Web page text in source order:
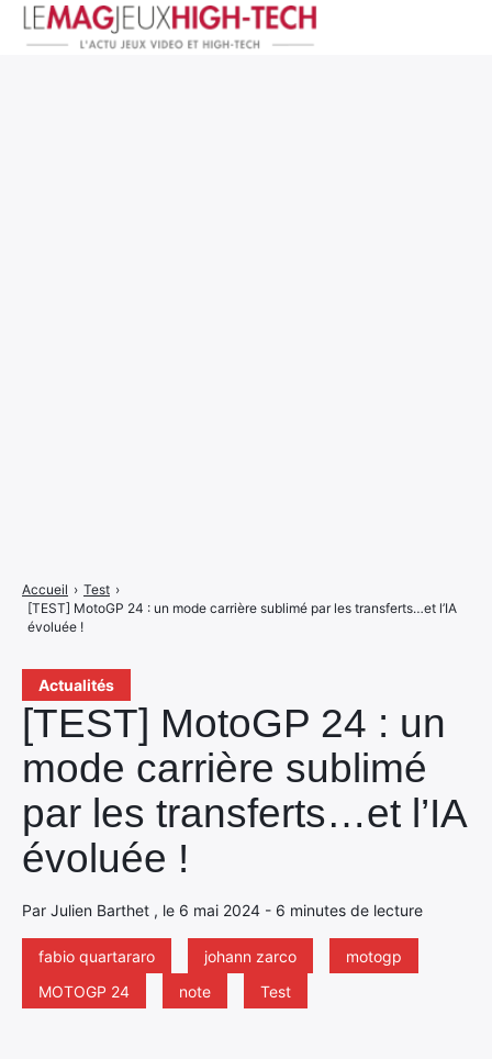
Actualités
[TEST] MotoGP 24 : un
mode carrière sublimé
par les transferts…et l’IA
évoluée !
Par Julien Barthet , le 6 mai 2024 - 6 minutes de lecture
fabio quartararo johann zarco
motogp
MOTOGP 24
note Test
Accueil › Test ›
[TEST] MotoGP 24 : un mode carrière sublimé par les transferts…et l’IA
évoluée !